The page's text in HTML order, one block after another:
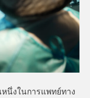
งในการแพทย์ทาง